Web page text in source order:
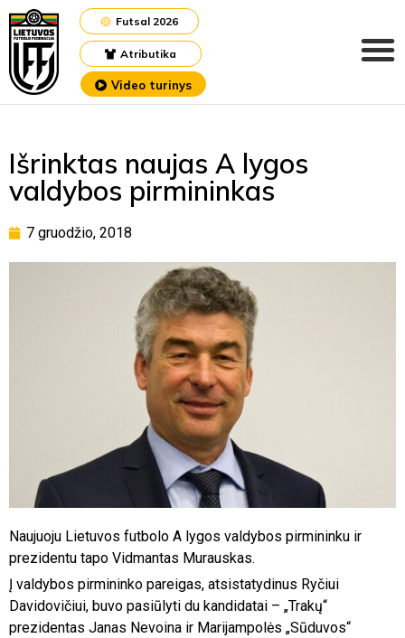
Atributika
Futsal 2026
Video turinys
Išrinktas naujas A lygos
valdybos pirmininkas
7 gruodžio, 2018
Naujuoju Lietuvos futbolo A lygos valdybos pirmininku ir
prezidentu tapo Vidmantas Murauskas.
Į valdybos pirmininko pareigas, atsistatydinus Ryčiui
Davidovičiui, buvo pasiūlyti du kandidatai – „Trakų“
prezidentas Janas Nevoina ir Marijampolės „Sūduvos“